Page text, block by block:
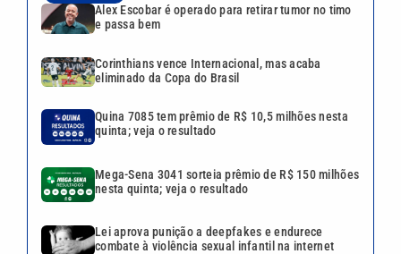
Alex Escobar é operado para retirar tumor no timo
e passa bem
Corinthians vence Internacional, mas acaba
eliminado da Copa do Brasil
Quina 7085 tem prêmio de R$ 10,5 milhões nesta
quinta; veja o resultado
Mega-Sena 3041 sorteia prêmio de R$ 150 milhões
nesta quinta; veja o resultado
Lei aprova punição a deepfakes e endurece
combate à violência sexual infantil na internet